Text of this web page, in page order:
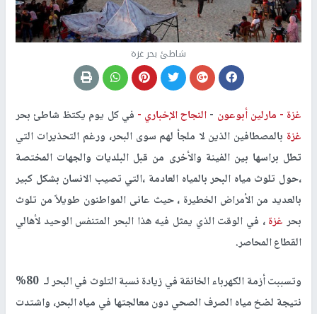
شاطئ بحر غزة
غزة - مارلين أبوعون -النجاح الإخباري - في كل يوم يكتظ شاطئ بحر
غزة بالمصطافين الذين لا ملجأ لهم سوى البحر، ورغم التحذيرات التي
تطل براسها بين الفينة والأخرى من قبل البلديات والجهات المختصة
،حول تلوث مياه البحر بالمياه العادمة ،التي تصيب الانسان بشكل كبير
بالعديد من الأمراض الخطيرة ، حيث عانى المواطنون طويلاً من تلوث
بحر غزة، في الوقت الذي يمثل فيه هذا البحر المتنفس الوحيد لأهالي
القطاع المحاصر.
وتسببت أزمة الكهرباء الخانقة في زيادة نسبة التلوث في البحر لـ 80%
نتيجة لضخ مياه الصرف الصحي دون معالجتها في مياه البحر، واشتدت